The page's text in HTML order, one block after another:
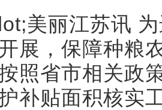
美丽江苏讯
展，保障种粮
照省市相关政
补贴面积核实